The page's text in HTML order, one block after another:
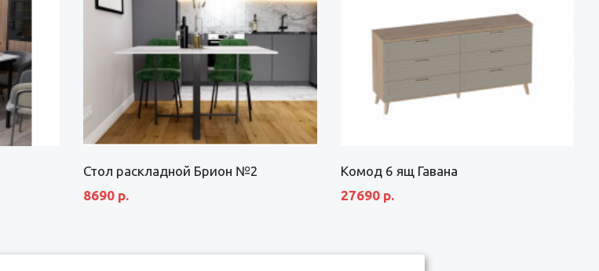
Стол раскладной Брион №2
8690 р.
Комод 6 ящ Гавана
27690 р.